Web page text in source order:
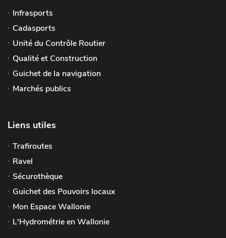
Infrasports
Cadasports
Unité du Contrôle Routier
Qualité et Construction
Guichet de la navigation
Marchés publics
Liens utiles
Trafiroutes
Ravel
Sécurothèque
Guichet des Pouvoirs locaux
Mon Espace Wallonie
L'Hydrométrie en Wallonie